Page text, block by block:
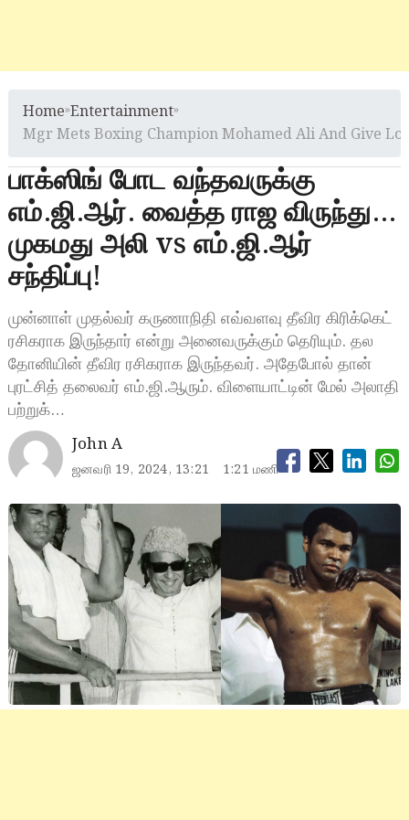
Home»Entertainment»
Mgr Mets Boxing Champion Mohamed Ali And Give
பாக்ஸிங் போட வந்தவருக்கு
எம்.ஜி.ஆர். வைத்த ராஜ விருந்து…
முகமது அலி vs எம்.ஜி.ஆர்
சந்திப்பு!
முன்னாள் முதல்வர் கருணாநிதி எவ்வளவு தீவிர கிரிக்கெட்
ரசிகராக இருந்தார் என்று அனைவருக்கும் தெரியும். தல
தோனியின் தீவிர ரசிகராக இருந்தவர். அதேபோல் தான்
புரட்சித் தலைவர் எம்.ஜி.ஆரும். விளையாட்டின் மேல் அலாதி
பற்றுக்…
John A
ஜனவரி 19, 2024, 13:21 1:21 மணி